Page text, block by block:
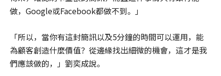
做，Google或Facebook都做不到。」
「所以，當你有這封簡訊以及5分鐘的時間可以運用，能
為顧客創造什麼價值？從邊緣找出細微的機會，這才是我
們應該做的，」劉奕成說。